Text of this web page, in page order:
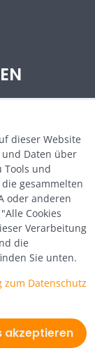
dieser Website
Daten über
Tools und
gesammelten
oder anderen
Cookies
Verarbeitung
die
Sie unten.
zum Datenschutz
akzeptieren